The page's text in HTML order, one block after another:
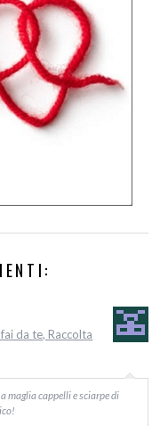
da te, Raccolta
maglia cappelli e sciarpe di